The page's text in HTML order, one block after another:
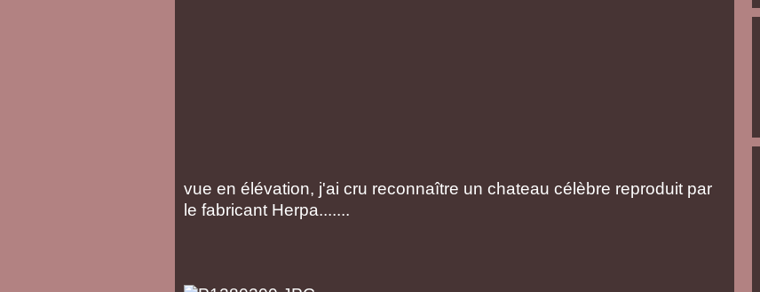
vue en élévation, j'ai cru reconnaître un chateau célèbre reproduit par
le fabricant Herpa.......